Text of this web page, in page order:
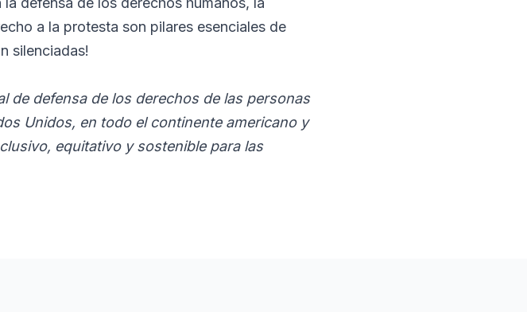
a la protesta son pilares esenciales de
silenciadas!
de defensa de los derechos de las personas
Unidos, en todo el continente americano y
equitativo y sostenible para las